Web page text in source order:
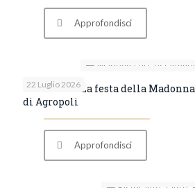
Approfondisci
22 Luglio 2026
Tradizioni. La festa della
di Agropoli
Approfondisci